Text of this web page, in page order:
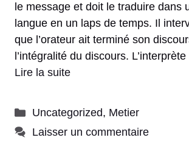
le message et doit le traduire dans
langue en un laps de temps. Il
que l’orateur ait terminé son
l’intégralité du discours.
Lire la suite
Catégories
Uncategorized, Metier
Laisser un commentaire